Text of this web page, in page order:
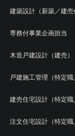
建築設計（新築／建
専務付事業企画担当
木造戸建設計（建売）
戸建施工管理（特定職
建売住宅設計（特定職
注文住宅設計（特定職